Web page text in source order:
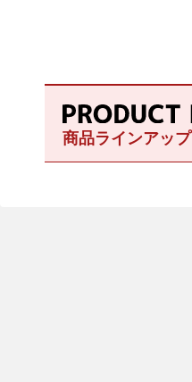
商品ラインアップ